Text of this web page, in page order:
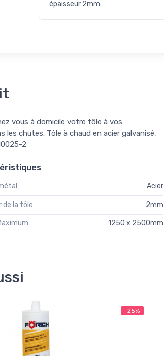
épaisseur 2mm.
vous à domicile votre tôle à vos
chutes. Tôle à chaud en acier galvanisé,
2
Acier
de la tôle 2mm
1250 x 2500mm
-25%